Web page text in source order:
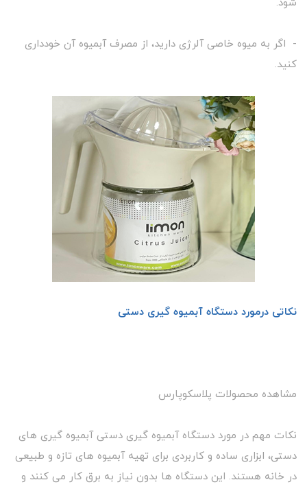
- اگر به میوه خاصی آلرژی دارید، از مصرف آبمیوه آن خودداری
کنید.
نکاتی درمورد دستگاه آبمیوه گیری دستی
مشاهده محصولات پلاسکوپارس
نکات مهم در مورد دستگاه آبمیوه گیری دستی آبمیوه گیری های
دستی، ابزاری ساده و کاربردی برای تهیه آبمیوه های تازه و طبیعی
در خانه هستند. این دستگاه ها بدون نیاز به برق کار می کنند و